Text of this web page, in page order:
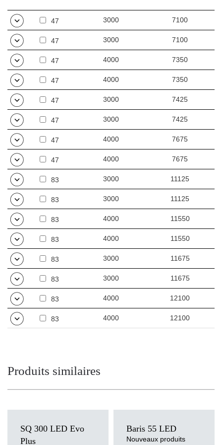
Application
• laboratoires (microbiologiques, pharmaceutiques, chimiques),
• hôpitaux (salles d'opération, unités de soins intensifs,
laboratoires de diagnostic),
• industrie alimentaire et pharmaceutique,
• salles blanches dans l'électronique et la fabrication de semi-
conducteurs.
47 3000 7100
47 3000 7100
47 4000 7350
47 4000 7350
47 3000 7425
47 3000 7425
47 4000 7675
47 4000 7675
83 3000 11125
83 3000 11125
83 4000 11550
83 4000 11550
83 3000 11675
83 3000 11675
83 4000 12100
83 4000 12100
Produits similaires
SQ 300 LED Evo
Plus
Baris 55 LED
Nouveaux produits